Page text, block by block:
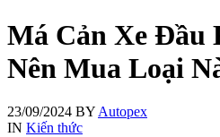
Má Cản Xe Đầu
Nên Mua Loại
23/09/2024 BY Autopex
IN Kiến thức